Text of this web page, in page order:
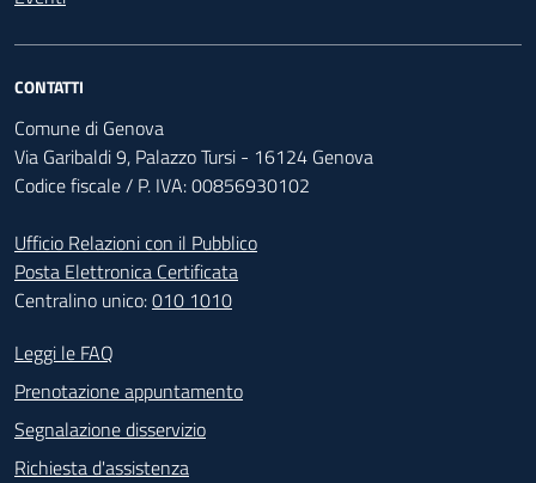
CONTATTI
Comune di Genova
Via Garibaldi 9, Palazzo Tursi - 16124 Genova
Codice fiscale / P. IVA: 00856930102
Ufficio Relazioni con il Pubblico
Posta Elettronica Certificata
Centralino unico:010 1010
Footer - Contatti
Leggi le FAQ
Prenotazione appuntamento
Segnalazione disservizio
Richiesta d'assistenza